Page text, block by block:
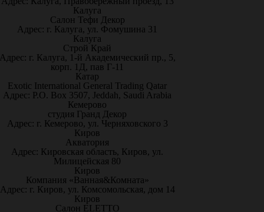
Калуга
Салон Тефи Декор
Адрес: г. Калуга, ул. Фомушина 31
Калуга
Строй Край
г. Калуга, 1-й Академический пр., 5,
корп. 1Д, пав Г-11
Катар
Exotic International General Trading Qatar
Адрес: P.O. Box 3507, Jeddah, Saudi Arabia
Кемерово
студия Гранд Декор
Адрес: г. Кемерово, ул. Черняховского 3
Киров
Акватория
Адрес: Кировская область, Киров, ул.
Милицейская 80
Киров
Компания «Ванная&Комната»
Адрес: г. Киров, ул. Комсомольская, дом 14
Киров
Салон ELETTO